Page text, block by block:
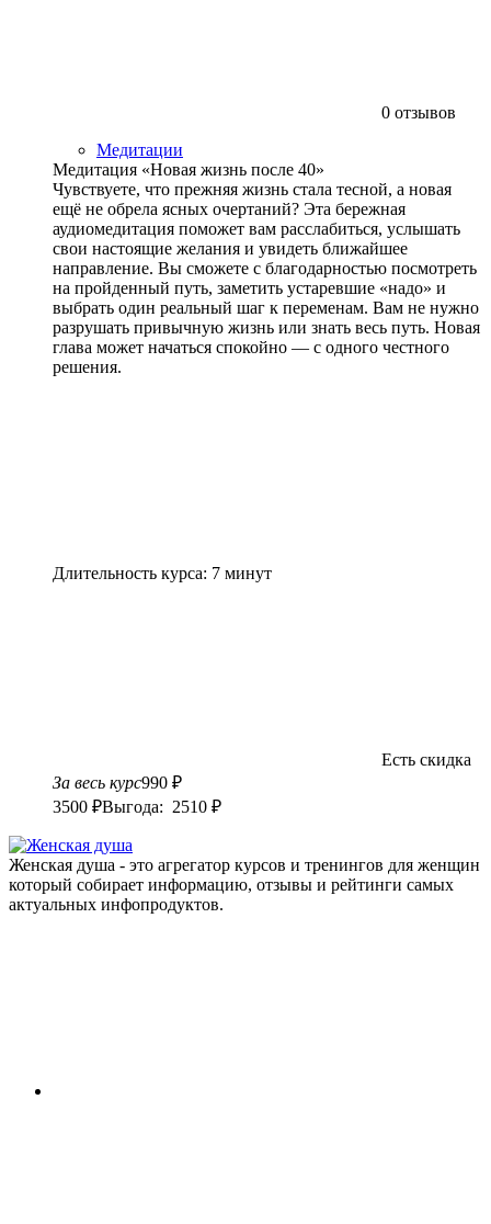
0 отзывов
Медитации
Медитация «Новая жизнь после 40»
Чувствуете, что прежняя жизнь стала тесной, а новая
ещё не обрела ясных очертаний? Эта бережная
аудиомедитация поможет вам расслабиться, услышать
свои настоящие желания и увидеть ближайшее
направление. Вы сможете с благодарностью посмотреть
на пройденный путь, заметить устаревшие «надо» и
выбрать один реальный шаг к переменам. Вам не нужно
разрушать привычную жизнь или знать весь путь. Новая
глава может начаться спокойно — с одного честного
решения.
Длительность курса: 7 минут
Есть скидка
За весь курс990 ₽
3500 ₽Выгода: 2510 ₽
Женская душа - это агрегатор курсов и тренингов для женщин
который собирает информацию, отзывы и рейтинги самых
актуальных инфопродуктов.